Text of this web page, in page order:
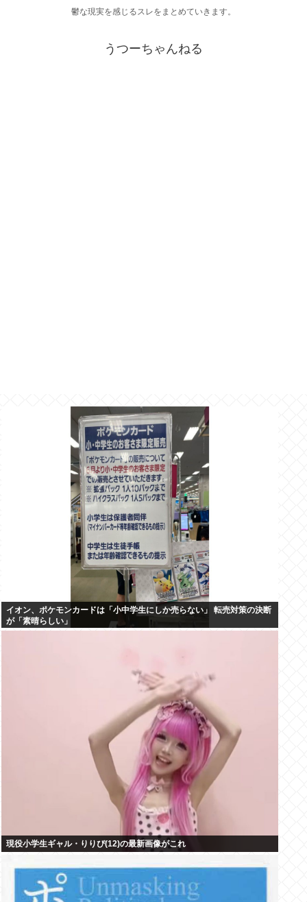
鬱な現実を感じるスレをまとめていきます。
うつーちゃんねる
イオン、ポケモンカードは「小中学生にしか売らない」 転売対策の決断
が「素晴らしい」
現役小学生ギャル・りりぴ(12)の最新画像がこれ